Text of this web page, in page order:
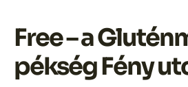
Free – a
pékség Fény